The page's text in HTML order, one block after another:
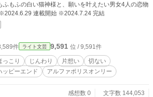
ふもふの白い猫神様と、願いを叶えたい男女4人の恋物
。 ※2024.6.29 連載開始 ※2024.7.24 完結
件 ライト文芸 9,591 位 / 9,591件
っこり じんわり 片想い
切ない
ッピーエンド アルファポリスオンリー
感想数 0
文字数 144,053